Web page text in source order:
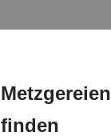
finden